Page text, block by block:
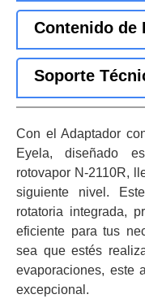
Contenido de
Soporte
Con el Adaptador
Eyela, diseñado
rotovapor N-2110R,
siguiente nivel.
rotatoria integrada,
eficiente para tus
sea que estés
evaporaciones, este
excepcional.